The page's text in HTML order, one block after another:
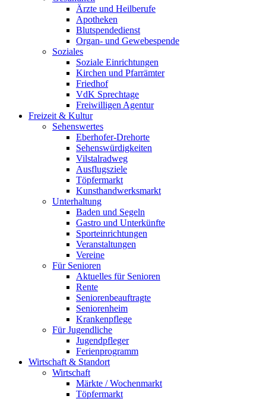
Ärzte und Heilberufe
Apotheken
Blutspendedienst
Organ- und Gewebespende
Soziales
Soziale Einrichtungen
Kirchen und Pfarrämter
Friedhof
VdK Sprechtage
Freiwilligen Agentur
Freizeit & Kultur
Sehenswertes
Eberhofer-Drehorte
Sehenswürdigkeiten
Vilstalradweg
Ausflugsziele
Töpfermarkt
Kunsthandwerksmarkt
Unterhaltung
Baden und Segeln
Gastro und Unterkünfte
Sporteinrichtungen
Veranstaltungen
Vereine
Für Senioren
Aktuelles für Senioren
Rente
Seniorenbeauftragte
Seniorenheim
Krankenpflege
Für Jugendliche
Jugendpfleger
Ferienprogramm
Wirtschaft & Standort
Wirtschaft
Märkte / Wochenmarkt
Töpfermarkt